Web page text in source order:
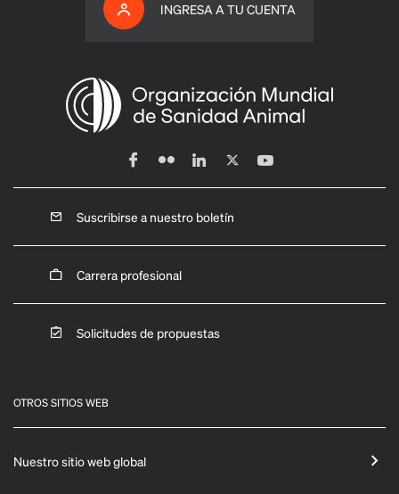
INGRESA A TU CUENTA
Suscribirse a nuestro boletín
Carrera profesional
Solicitudes de propuestas
OTROS SITIOS WEB
Nuestro sitio web global